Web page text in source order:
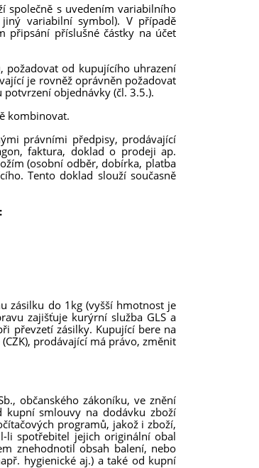
společně s uvedením variabilního
variabilní symbol). V případě
připsání příslušné částky na účet
požadovat od kupujícího uhrazení
je rovněž oprávněn požadovat
objednávky (čl. 3.5.).
kombinovat.
právními předpisy, prodávající
faktura, doklad o prodeji ap.
(osobní odběr, dobírka, platba
Tento doklad slouží současně
zásilku do 1kg (vyšší hmotnost je
zajišťuje kurýrní služba GLS a
převzetí zásilky. Kupující bere na
prodávající má právo, změnit
občanského zákoníku, ve znění
kupní smlouvy na dodávku zboží
programů, jakož i zboží,
li spotřebitel jejich originální obal
znehodnotil obsah balení, nebo
hygienické aj.) a také od kupní